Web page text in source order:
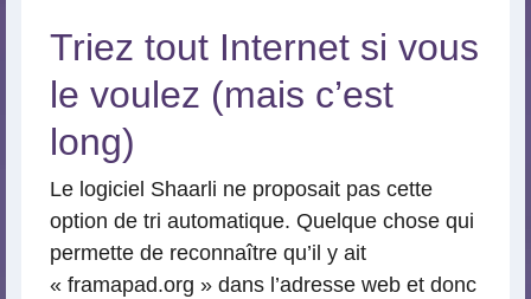
Triez tout Internet si vous
le voulez (mais c’est
long)
Le logiciel Shaarli ne proposait pas cette
option de tri automatique. Quelque chose qui
permette de reconnaître qu’il y ait
« framapad.org » dans l’adresse web et donc